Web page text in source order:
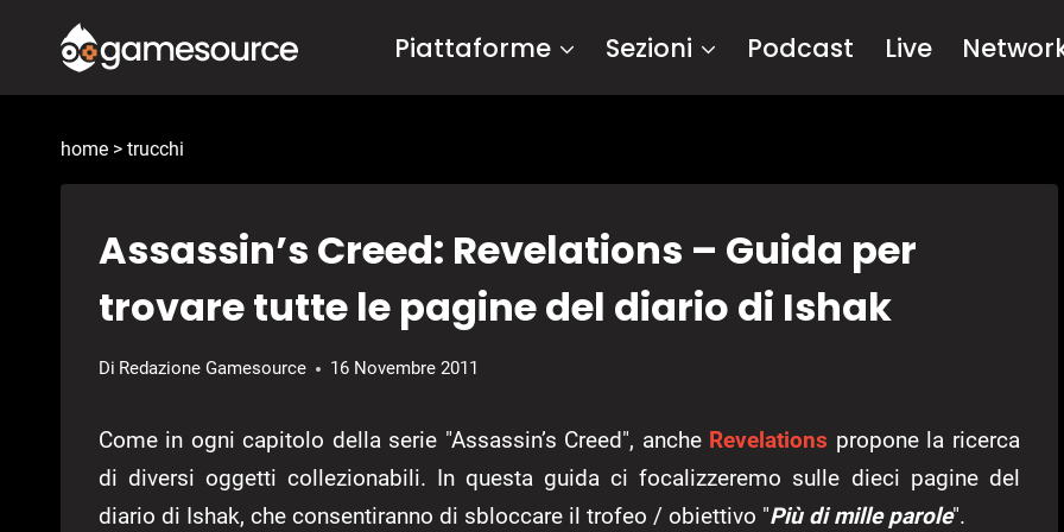
contenuto
Piattaforme Sezioni Podcast Live
home > trucchi
Assassin’s Creed: Revelations – Guida per
trovare tutte le pagine del diario di Ishak
Di Redazione Gamesource 16 Novembre 2011
Come in ogni capitolo della serie "Assassin’s Creed", anche Revelations propone la ricerca
di diversi oggetti collezionabili. In questa guida ci focalizzeremo sulle dieci pagine del
diario di Ishak, che consentiranno di sbloccare il trofeo / obiettivo "Più di mille parole".